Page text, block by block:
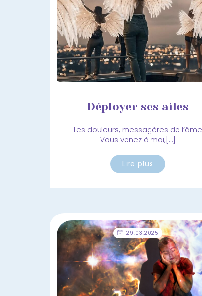
Déployer ses ailes
Les douleurs, messagères de l’âme
Vous venez à moi,[…]
Lire plus
29.03.2025